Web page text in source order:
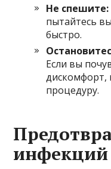
Не спешите:
пытайтесь
быстро.
Если вы
дискомфорт,
процедуру.
инфекций